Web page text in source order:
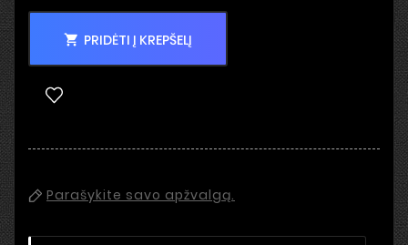
 PRIDĖTI Į KREPŠELĮ
Parašykite savo apžvalgą.